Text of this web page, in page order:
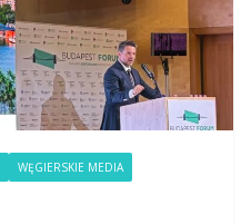
WĘGIERSKIE MEDIA